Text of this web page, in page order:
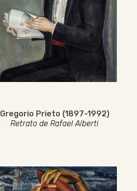
Gregorio Prieto (1897-1992)
Retrato de Rafael Alberti